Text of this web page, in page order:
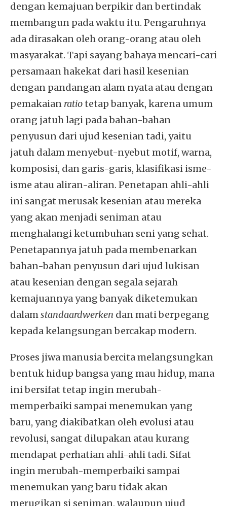
dengan kemajuan berpikir dan bertindak
membangun pada waktu itu. Pengaruhnya
ada dirasakan oleh orang-orang atau oleh
masyarakat. Tapi sayang bahaya mencari-cari
persamaan hakekat dari hasil kesenian
dengan pandangan alam nyata atau dengan
pemakaian ratiotetap banyak, karena umum
orang jatuh lagi pada bahan-bahan
penyusun dari ujud kesenian tadi, yaitu
jatuh dalam menyebut-nyebut motif, warna,
komposisi, dan garis-garis, klasifikasi isme-
isme atau aliran-aliran. Penetapan ahli-ahli
ini sangat merusak kesenian atau mereka
yang akan menjadi seniman atau
menghalangi ketumbuhan seni yang sehat.
Penetapannya jatuh pada membenarkan
bahan-bahan penyusun dari ujud lukisan
atau kesenian dengan segala sejarah
kemajuannya yang banyak diketemukan
dalamstandaardwerken dan mati berpegang
kepada kelangsungan bercakap modern.
Proses jiwa manusia bercita melangsungkan
bentuk hidup bangsa yang mau hidup, mana
ini bersifat tetap ingin merubah-
memperbaiki sampai menemukan yang
baru, yang diakibatkan oleh evolusi atau
revolusi, sangat dilupakan atau kurang
mendapat perhatian ahli-ahli tadi. Sifat
ingin merubah-memperbaiki sampai
menemukan yang baru tidak akan
merugikan si seniman, walaupun ujud